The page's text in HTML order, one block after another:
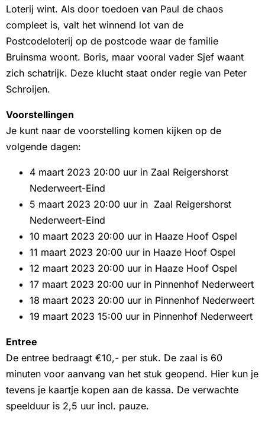
Loterij wint. Als door toedoen van Paul de chaos
compleet is, valt het winnend lot van de
Postcodeloterij op de postcode waar de familie
Bruinsma woont. Boris, maar vooral vader Sjef waant
zich schatrijk. Deze klucht staat onder regie van Peter
Schroijen.
Voorstellingen
Je kunt naar de voorstelling komen kijken op de
volgende dagen:
4 maart 2023 20:00 uur in Zaal Reigershorst
Nederweert-Eind
5 maart 2023 20:00 uur in Zaal Reigershorst
Nederweert-Eind
10 maart 2023 20:00 uur in Haaze Hoof Ospel
11 maart 2023 20:00 uur in Haaze Hoof Ospel
12 maart 2023 20:00 uur in Haaze Hoof Ospel
17 maart 2023 20:00 uur in Pinnenhof Nederweert
18 maart 2023 20:00 uur in Pinnenhof Nederweert
19 maart 2023 15:00 uur in Pinnenhof Nederweert
Entree
De entree bedraagt €10,- per stuk. De zaal is 60
minuten voor aanvang van het stuk geopend. Hier kun je
tevens je kaartje kopen aan de kassa. De verwachte
speelduur is 2,5 uur incl. pauze.